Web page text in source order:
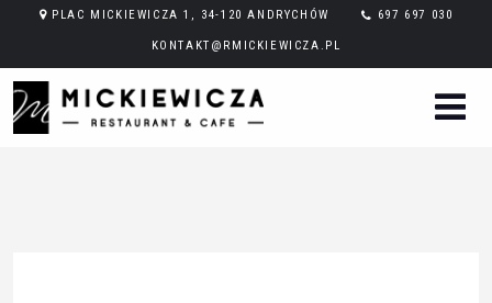
PLAC MICKIEWICZA 1, 34-120 ANDRYCHÓW 697 697 030
KONTAKT@RMICKIEWICZA.PL